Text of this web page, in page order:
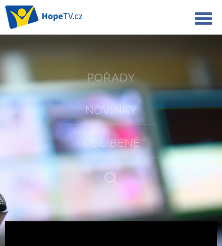
POŘADY
NOVINKY
OBLÍBENÉ